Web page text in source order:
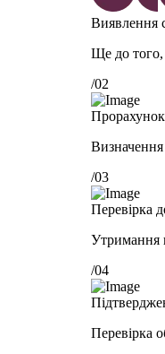
Виявлення
Ще до того,
/02
Прорахунок
Визначення
/03
Перевірка
Утримання
/04
Перевірка